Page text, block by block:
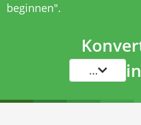
beginnen".
... in